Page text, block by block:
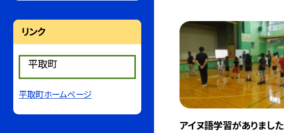
アイヌ語学習がありました
リンク
平取町
平取町ホームページ